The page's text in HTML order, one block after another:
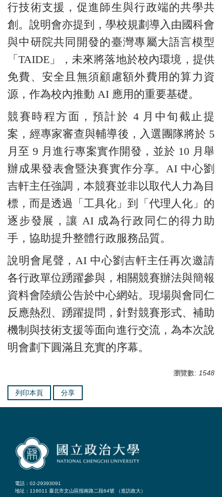
行技術支援，促進師生與行政端的共學共
創。說明會亦提到，學校規劃導入由國科會
與中研院共同開發的臺灣專屬大語言模型
「TAIDE」，未來將落地於校內環境，提供
免費、安全且無須顧慮額外費用的算力資
源，作為校內推動 AI 應用的重要基礎。
競賽時程方面，預計於 4 月中旬截止提
案，經專家審查與輔導後，入選團隊將於 5
月至 9 月進行專案實作開發，並於 10 月舉
辦成果發表會暨決賽實作分享。AI 中心劉
吉軒主任強調，本競賽並非以取代人力為目
標，而是透過「工具化」到「代理人化」的
逐步發展，讓 AI 成為行政同仁的得力助
手，協助提升整體行政服務品質。
說明會尾聲，AI 中心劉吉軒主任再次邀請
各行政單位踴躍參與，相關競賽辦法與簡報
資料會陸續公告於中心網站。現場與會同仁
反應熱烈、踴躍提問，針對競賽形式、補助
機制與技術支援等面向進行交流，為本次說
明會劃下圓滿且充實的序幕。
瀏覽數: 1548
列印本頁 分享
電話：02-29393091
地址：116011 臺北市文山區指南路二段64號 （造訪政大）